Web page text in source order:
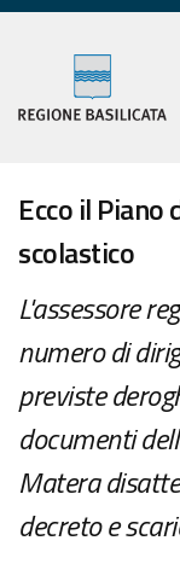
Ecco il
scolastico
L'assessore
numero di
previste
documenti
Matera
decreto e